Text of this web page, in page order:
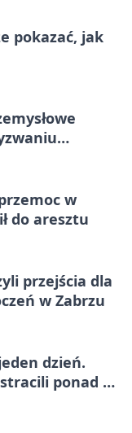
pokazać, jak
w
do aresztu
przejścia dla
w Zabrzu
dzień.
ponad 6